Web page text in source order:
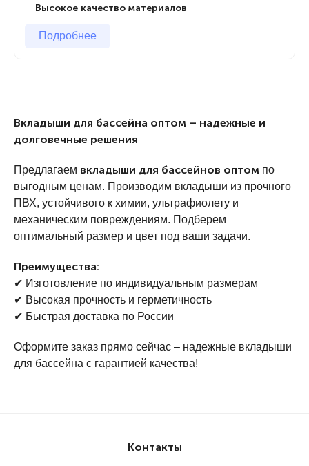
материала, который устойчив к воздействию
Высокая прочность и герметичность–
используем качественный армированный ПВХ.
материал сохраняет свои свойства долгие годы.
Широкий выбор цветов и фактур
оптимальный вариант под дизайн вашего бассейна.
Быстрая доставка по всей России– работаем с
Кому подойдут наши вкладыши?
Мы предлагаемоптовые поставки вкладышей для
строительных и монтажных организаций;
Высокое качество материалов
Подробнее
Вкладыши для бассейна оптом – надежные и
долговечные решения
Предлагаем вкладыши для бассейнов оптом по
выгодным ценам. Производим вкладыши из прочного
ПВХ, устойчивого к химии, ультрафиолету и
механическим повреждениям. Подберем
оптимальный размер и цвет под ваши задачи.
Преимущества:
✔ Изготовление по индивидуальным размерам
✔ Высокая прочность и герметичность
✔ Быстрая доставка по России
Оформите заказ прямо сейчас – надежные вкладыши
для бассейна с гарантией качества!
Контакты